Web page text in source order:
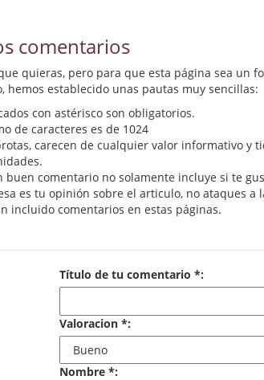
comentarios
quieras, pero para que esta página sea un
hemos establecido unas pautas muy sencillas:
con astérisco son obligatorios.
de caracteres es de 1024
carecen de cualquier valor informativo y
buen comentario no solamente incluye si te
es tu opinión sobre el articulo, no ataques
incluido comentarios en estas páginas.
Título de tu comentario *:
Valoracion *:
Nombre *: